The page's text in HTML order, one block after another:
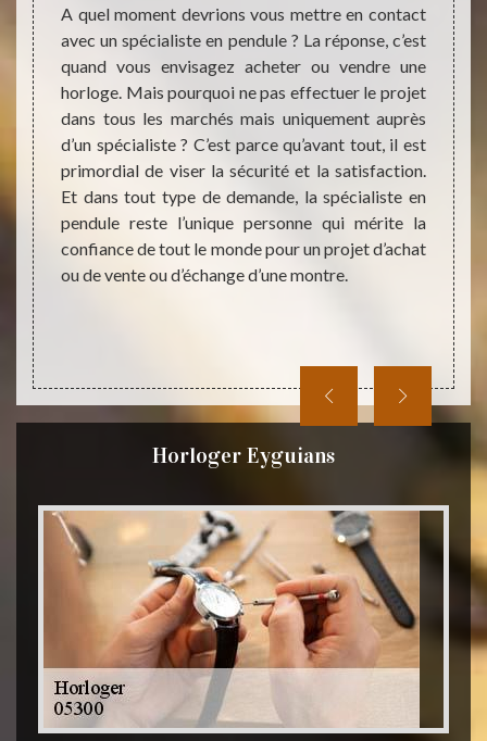
une
à
type
Si
de
A quel moment devrions vous mettre en contact
avec un spécialiste en pendule ? La réponse, c’est
quand vous envisagez acheter ou vendre une
horloge. Mais pourquoi ne pas effectuer le projet
dans tous les marchés mais uniquement auprès
d’un spécialiste ? C’est parce qu’avant tout, il est
primordial de viser la sécurité et la satisfaction.
Et dans tout type de demande, la spécialiste en
pendule reste l’unique personne qui mérite la
confiance de tout le monde pour un projet d’achat
ou de vente ou d’échange d’une montre.
A
La
être
pour
Horloger Eyguians